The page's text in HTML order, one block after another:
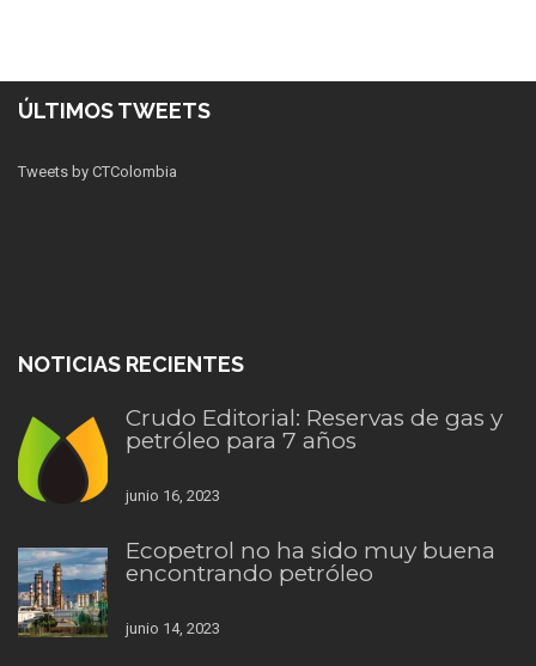
ÚLTIMOS TWEETS
Tweets by CTColombia
NOTICIAS RECIENTES
Crudo Editorial: Reservas de gas y
petróleo para 7 años
junio 16, 2023
Ecopetrol no ha sido muy buena
encontrando petróleo
junio 14, 2023